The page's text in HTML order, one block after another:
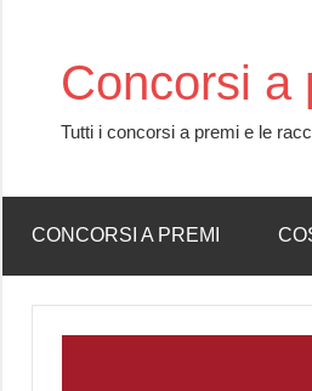
contentConcorsi a
Tutti i concorsi a premi e le
CONCORSI A PREMI